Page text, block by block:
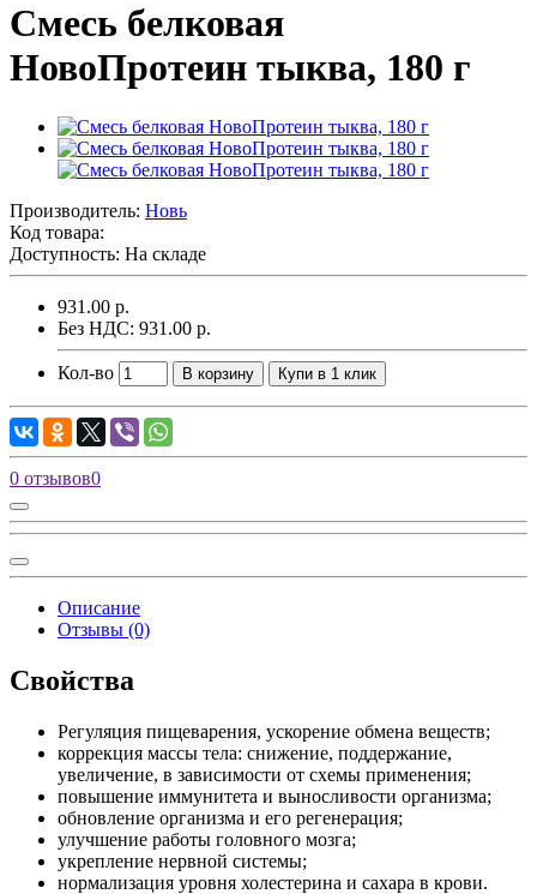
Смесь белковая
НовоПротеин тыква, 180 г
Производитель: Новь
Код товара:
Доступность: На складе
931.00 р.
Без НДС: 931.00 р.
Кол-во В корзину Купи в 1 клик
0 отзывов0
Описание
Отзывы (0)
Свойства
Регуляция пищеварения, ускорение обмена веществ;
коррекция массы тела: снижение, поддержание,
увеличение, в зависимости от схемы применения;
повышение иммунитета и выносливости организма;
обновление организма и его регенерация;
улучшение работы головного мозга;
укрепление нервной системы;
нормализация уровня холестерина и сахара в крови.